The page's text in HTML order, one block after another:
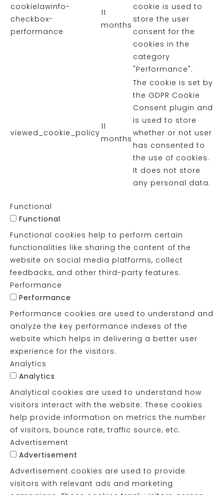
cookielawinfo-
checkbox-
performance
11
months
cookie is used to
store the user
consent for the
cookies in the
category
"Performance".
viewed_cookie_policy
11
months
The cookie is set by
the GDPR Cookie
Consent plugin and
is used to store
whether or not user
has consented to
the use of cookies.
It does not store
any personal data.
Functional
Functional
Functional cookies help to perform certain
functionalities like sharing the content of the
website on social media platforms, collect
feedbacks, and other third-party features.
Performance
Performance
Performance cookies are used to understand and
analyze the key performance indexes of the
website which helps in delivering a better user
experience for the visitors.
Analytics
Analytics
Analytical cookies are used to understand how
visitors interact with the website. These cookies
help provide information on metrics the number
of visitors, bounce rate, traffic source, etc.
Advertisement
Advertisement
Advertisement cookies are used to provide
visitors with relevant ads and marketing